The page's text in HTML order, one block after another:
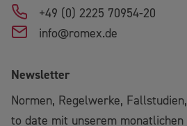
+49 (0) 2225 70954-20
info@romex.de
Newsletter
Normen, Regelwerke,
to date mit unserem